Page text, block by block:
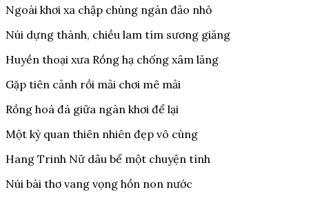
Ngoài khơi xa chập chùng ngàn đảo nhỏ
Núi dựng thành, chiều lam tím sương giăng
Huyền thoại xưa Rồng hạ chống xâm lăng
Gặp tiên cảnh rồi mải chơi mê mải
Rồng hoá đá giữa ngàn khơi để lại
Một kỳ quan thiên nhiên đẹp vô cùng
Hang Trinh Nữ dâu bể một chuyện tình
Núi bài thơ vang vọng hồn non nước